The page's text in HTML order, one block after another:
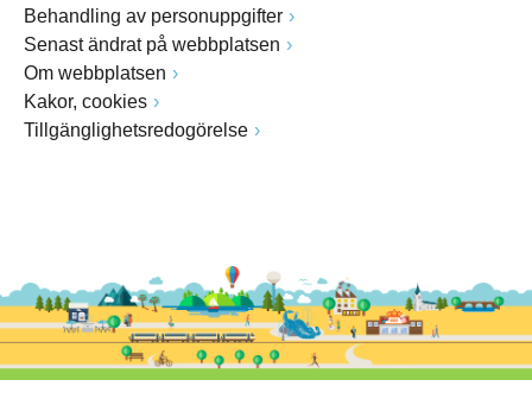
Behandling av personuppgifter
Senast ändrat på webbplatsen
Om webbplatsen
Kakor, cookies
Tillgänglighetsredogörelse